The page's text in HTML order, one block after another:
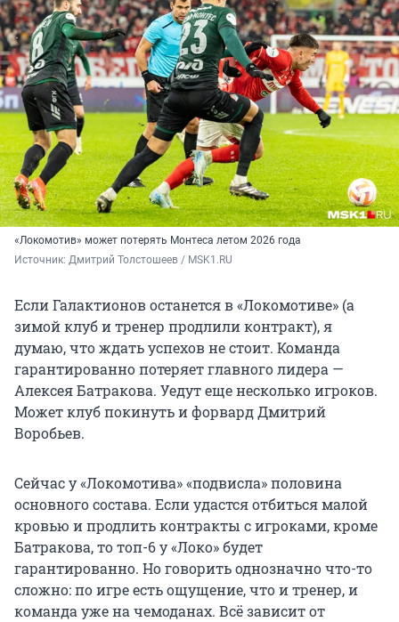
«Локомотив» может потерять Монтеса летом 2026 года
Источник: Дмитрий Толстошеев / MSK1.RU
Если Галактионов останется в «Локомотиве» (а
зимой клуб и тренер продлили контракт), я
думаю, что ждать успехов не стоит. Команда
гарантированно потеряет главного лидера —
Алексея Батракова. Уедут еще несколько игроков.
Может клуб покинуть и форвард Дмитрий
Воробьев.
Сейчас у «Локомотива» «подвисла» половина
основного состава. Если удастся отбиться малой
кровью и продлить контракты с игроками, кроме
Батракова, тотоп-6у «Локо» будет
гарантированно. Но говорить однозначно что-то
сложно: по игре есть ощущение, что и тренер, и
команда уже на чемоданах. Всё зависит от